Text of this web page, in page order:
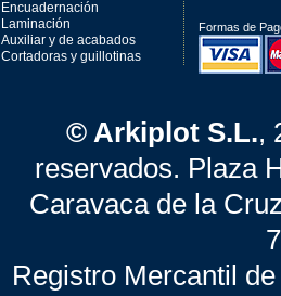
Encuadernación
Laminación
Auxiliar y de acabados
Cortadoras y guillotinas
Formas de
© Arkiplot S.L.,
reservados. Plaza
Caravaca de la
Registro Mercantil